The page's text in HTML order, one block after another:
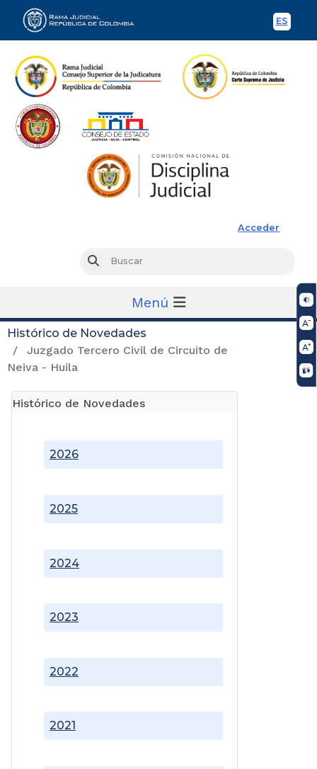
ES
Rama Judicial
Acceder
Buscar
Menú
Histórico de Novedades
Juzgado Tercero Civil de Circuito de
Neiva - Huila
Histórico de Novedades
2021
2022
2023
2024
2025
2026